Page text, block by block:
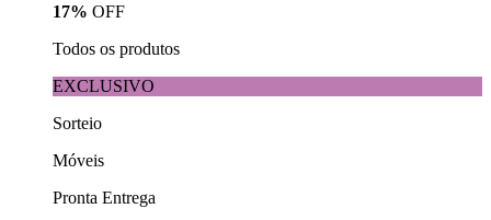
17% OFF
Todos os produtos
EXCLUSIVO
Sorteio
Móveis
Pronta Entrega